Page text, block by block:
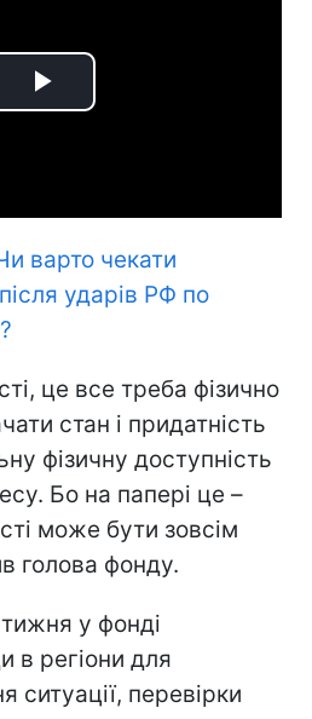
Play
варто чекати
ударів РФ по
?
це все треба фізично
стан і придатність
фізичну доступність
Бо на папері це –
може бути зовсім
голова фонду.
у фонді
в регіони для
ситуації, перевірки